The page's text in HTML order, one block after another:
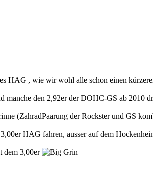
HAG , wie wir wohl alle schon einen
manche den 2,92er der DOHC-GS ab 2010
(ZahradPaarung der Rockster und GS
HAG fahren, ausser auf dem
dem 3,00er